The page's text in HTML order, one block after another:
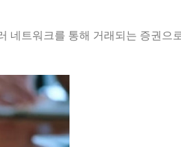
트워크를 통해 거래되는 증권